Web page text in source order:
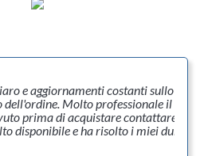
e aggiornamenti costanti sullo
dell'ordine. Molto professionale il
prima di acquistare contattare il
disponibile e ha risolto i miei dubbi.